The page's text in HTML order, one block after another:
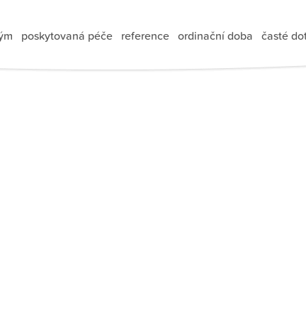
poskytovaná péče reference ordinační doba časté